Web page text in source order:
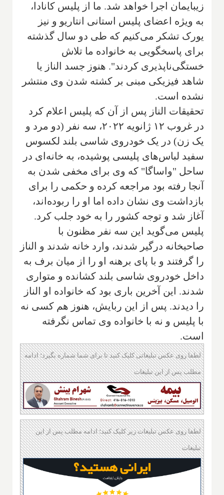
زیبایمان اجرا خواهد شد. ما از پلیس کانادا،
به ویژه اعضای پلیس استانی انتاریو و نیز
یورک تشکر می‌کنیم که طی دو سال گذشته
برای پاسخگویی به خانواده ما تلاش
خستگی‌ناپذیری کردند". هنوز جسد الناز یا
شاهد فیزیکی مبنی بر کشته شدن وی منتشر
نشده است.
تحقیقات الناز پس از آن که پلیس اعلام کرد
در غروب ۱۲ ژانویه ۲۰۲۲، سه نفر (دو مرد و
یک زن) در یک خودروی شاسی بلند لکسوس
سفید لباس‌های پلیسی پوشیده، به خانه‌ای در
ساحل "واساگا" که وی برای مخفی شدن به
آنجا رفته بود مراجعه کرده و حکمی را برای
بازداشت وی نشان داده اما او را ربوده‌اند،
آغاز شد و توجه کشور را به خود جلب کرد.
پلیس می‌گوید این سه نفر مظنون با
صاحبخانه درگیر شدند، وارد خانه شدند و الناز
را گرفتند و با پای برهنه او را از میان برف به
داخل خودروی شاسی بلند کشانده و متواری
شدند. این آخرین باری بود که خانواده او الناز
را دیدند. پس از این ربایش، هنوز هم کسی نه
با پلیس و نه با خانواده وی تماس نگرفته
است.
لطفا روی عکس تبلیغاتی کلیک کنید تا برای شما شماره بگیرد؛ ادامه
مطلب پس از این تبلیغات
لطفا روی عکس تبلیغات زیر کلیک کنید؛ ادامه مطلب پس از این
تبلیغات